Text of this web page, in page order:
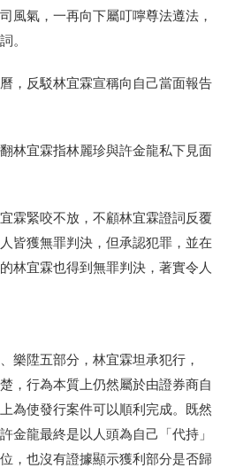
風氣，一再向下屬叮嚀尊法遵法，
。
，反駁林宜霖宣稱向自己當面報告
林宜霖指林麗珍與許金龍私下見面
霖緊咬不放，不顧林宜霖證詞反覆
皆獲無罪判決，但承認犯罪，並在
林宜霖也得到無罪判決，著實令人
樂陞五部分，林宜霖坦承犯行，
，行為本質上仍然屬於由證券商自
為使發行案件可以順利完成。既然
金龍最終是以人頭為自己「代持」
，也沒有證據顯示獲利部分是否歸